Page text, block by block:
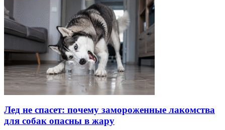
Лед не спасет: почему замороженные лакомства
для собак опасны в жару